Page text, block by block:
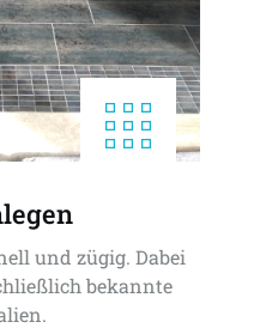
und zügig. Dabei
bekannte